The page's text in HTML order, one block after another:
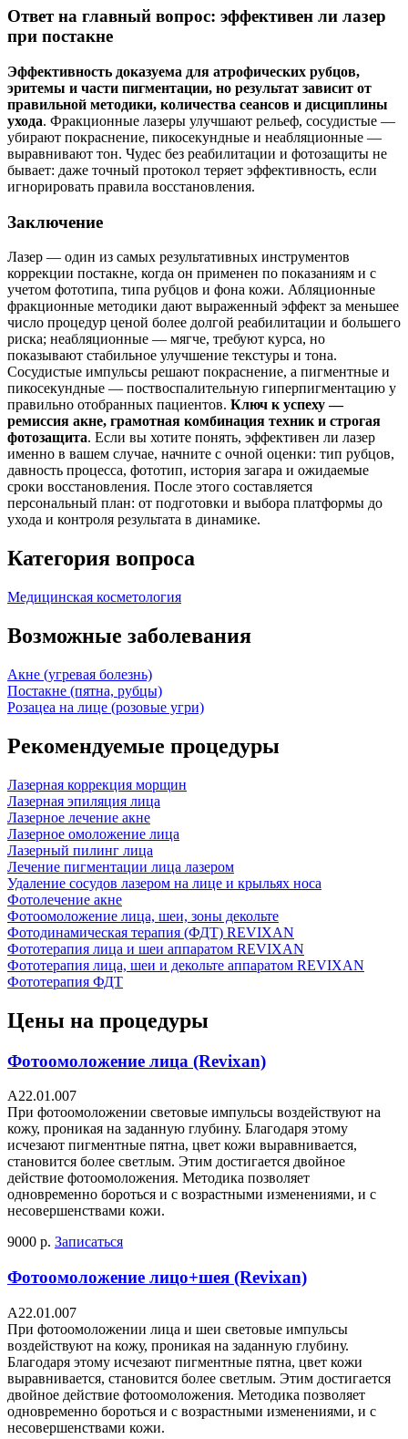
Ответ на главный вопрос: эффективен ли лазер
при постакне
Эффективность доказуема для атрофических рубцов,
эритемы и части пигментации, но результат зависит от
правильной методики, количества сеансов и дисциплины
ухода. Фракционные лазеры улучшают рельеф, сосудистые —
убирают покраснение, пикосекундные и неабляционные —
выравнивают тон. Чудес без реабилитации и фотозащиты не
бывает: даже точный протокол теряет эффективность, если
игнорировать правила восстановления.
Заключение
Лазер — один из самых результативных инструментов
коррекции постакне, когда он применен по показаниям и с
учетом фототипа, типа рубцов и фона кожи. Абляционные
фракционные методики дают выраженный эффект за меньшее
число процедур ценой более долгой реабилитации и большего
риска; неабляционные — мягче, требуют курса, но
показывают стабильное улучшение текстуры и тона.
Сосудистые импульсы решают покраснение, а пигментные и
пикосекундные — поствоспалительную гиперпигментацию у
правильно отобранных пациентов. Ключ к успеху —
ремиссия акне, грамотная комбинация техник и строгая
фотозащита. Если вы хотите понять, эффективен ли лазер
именно в вашем случае, начните с очной оценки: тип рубцов,
давность процесса, фототип, история загара и ожидаемые
сроки восстановления. После этого составляется
персональный план: от подготовки и выбора платформы до
ухода и контроля результата в динамике.
Категория вопроса
Медицинская косметология
Возможные заболевания
Акне (угревая болезнь)
Постакне (пятна, рубцы)
Розацеа на лице (розовые угри)
Рекомендуемые процедуры
Лазерная коррекция морщин
Лазерная эпиляция лица
Лазерное лечение акне
Лазерное омоложение лица
Лазерный пилинг лица
Лечение пигментации лица лазером
Удаление сосудов лазером на лице и крыльях носа
Фотолечение акне
Фотоомоложение лица, шеи, зоны декольте
Фотодинамическая терапия (ФДТ) REVIXAN
Фототерапия лица и шеи аппаратом REVIXAN
Фототерапия лица, шеи и декольте аппаратом REVIXAN
Фототерапия ФДТ
Цены на процедуры
Фотоомоложение лица (Revixan)
А22.01.007
При фотоомоложении световые импульсы воздействуют на
кожу, проникая на заданную глубину. Благодаря этому
исчезают пигментные пятна, цвет кожи выравнивается,
становится более светлым. Этим достигается двойное
действие фотоомоложения. Методика позволяет
одновременно бороться и с возрастными изменениями, и с
несовершенствами кожи.
9000 р. Записаться
Фотоомоложение лицо+шея (Revixan)
А22.01.007
При фотоомоложении лица и шеи световые импульсы
воздействуют на кожу, проникая на заданную глубину.
Благодаря этому исчезают пигментные пятна, цвет кожи
выравнивается, становится более светлым. Этим достигается
двойное действие фотоомоложения. Методика позволяет
одновременно бороться и с возрастными изменениями, и с
несовершенствами кожи.